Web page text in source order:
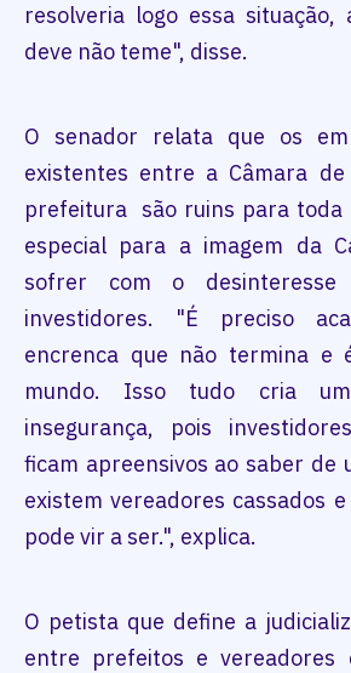
resolveria logo essa situação,
deve não teme", disse.
O senador relata que os
existentes entre a Câmara
prefeitura são ruins para toda
especial para a imagem da
sofrer com o
investidores. "É preciso
encrenca que não termina e
mundo. Isso tudo cria
insegurança, pois
ficam apreensivos ao saber de
existem vereadores cassados
pode vir a ser.", explica.
O petista que define a
entre prefeitos e